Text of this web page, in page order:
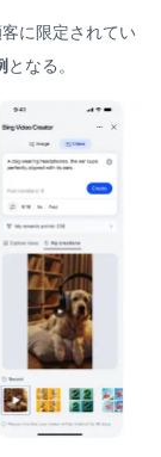
に限定されてい
となる。